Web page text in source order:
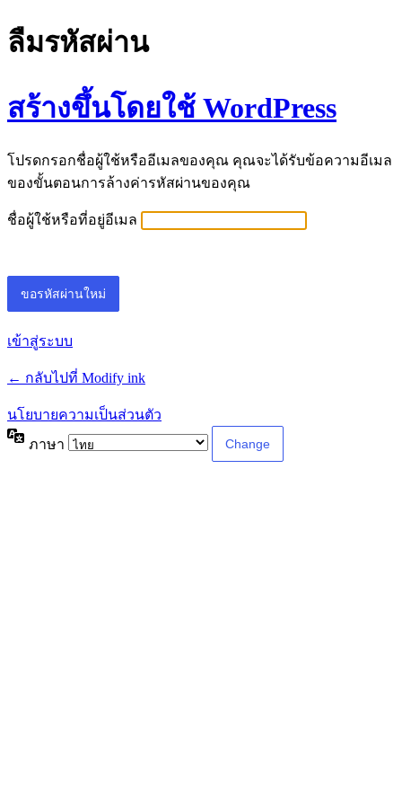
ลืมรหัสผ่าน
สร้างขึ้นโดยใช้ WordPress
โปรดกรอกชื่อผู้ใช้หรืออีเมลของคุณ คุณจะได้รับข้อความอีเมล
ของขั้นตอนการล้างค่ารหัสผ่านของคุณ
ชื่อผู้ใช้หรือที่อยู่อีเมล
เข้าสู่ระบบ
← กลับไปที่ Modify ink
นโยบายความเป็นส่วนตัว
ภาษา